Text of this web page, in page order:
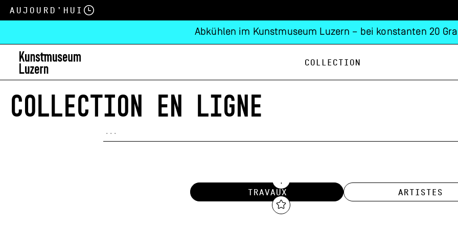
Aujourd’hui
Abkühlen im Kunstmuseum Luzern – bei konstanten 20
Collection
COLLECTION EN LIGNE
TRAVAUX ARTISTES